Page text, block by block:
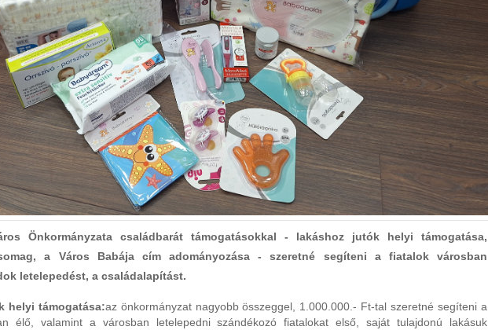
Önkormányzata családbarát támogatásokkal - lakáshoz jutók helyi támogatása,
a Város Babája cím adományozása - szeretné segíteni a fiatalok városban
letelepedést, a családalapítást.
helyi támogatása:az önkormányzat nagyobb összeggel, 1.000.000.- Ft-tal szeretné segíteni a
élő, valamint a városban letelepedni szándékozó fiatalokat első, saját tulajdonú lakásuk